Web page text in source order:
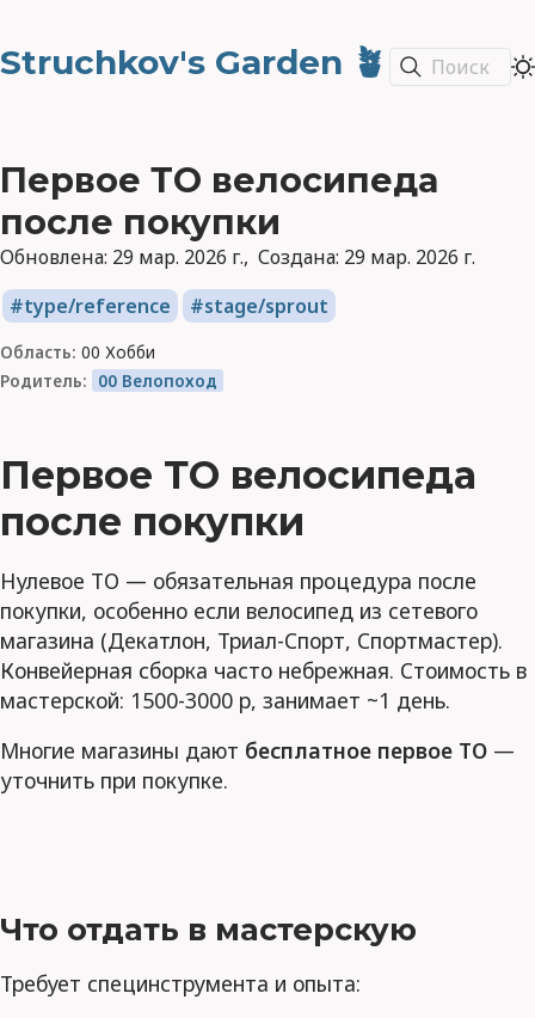
Struchkov's Garden 🪴 Поиск
Первое ТО велосипеда
после покупки
Обновлена: 29 мар. 2026 г. Создана: 29 мар. 2026 г.
type/reference
stage/sprout
Область: 00 Хобби
Родитель: 00 Велопоход
Первое ТО велосипеда
после покупки
Нулевое ТО — обязательная процедура после
покупки, особенно если велосипед из сетевого
магазина (Декатлон, Триал-Спорт, Спортмастер).
Конвейерная сборка часто небрежная. Стоимость в
мастерской: 1500-3000 р, занимает ~1 день.
Многие магазины дают бесплатное первое ТО —
уточнить при покупке.
Что отдать в мастерскую
Требует специнструмента и опыта: